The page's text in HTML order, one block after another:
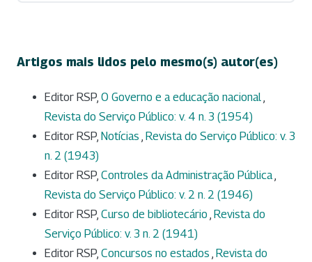
Artigos mais lidos pelo mesmo(s) autor(es)
Editor RSP, O Governo e a educação nacional,
Revista do Serviço Público: v. 4 n. 3 (1954)
Editor RSP, Notícias , Revista do Serviço Público: v. 3
n. 2 (1943)
Editor RSP, Controles da Administração Pública,
Revista do Serviço Público: v. 2 n. 2 (1946)
Editor RSP, Curso de bibliotecário , Revista do
Serviço Público: v. 3 n. 2 (1941)
Editor RSP, Concursos no estados , Revista do